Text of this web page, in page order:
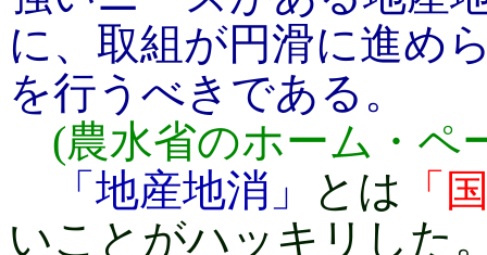
に、取組が円滑に進め
を行うべきである。
(農水省のホーム・ペ
「地産地消」
とは 「
いことがハッキリした